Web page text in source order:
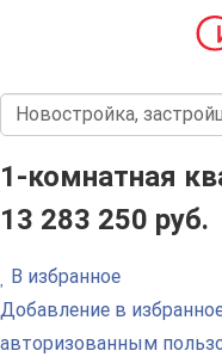
1-комнатная
13 283 250 руб.
В избранное
Добавление в
авторизованным